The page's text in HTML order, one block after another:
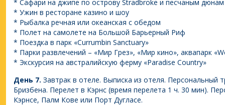
* Сафари на джипе по острову Stradbroke и песчаным
* Ужин в ресторане казино и шоу
* Рыбалка речная или океанская с обедом
* Полет на самолете на Большой Барьерный Риф
* Поездка в парк «Currumbin Sanctuary»
* Парки развлечений – «Мир Грез», «Мир кино», аквапарк
* Экскурсия на австралийскую ферму «Paradise Country»
День 7. Завтрак в отеле. Выписка из отеля. Персональный
Бризбена. Перелет в Кэрнс (время перелета 1 ч. 30 мин).
Кэрнсе, Палм Кове или Порт Дугласе.